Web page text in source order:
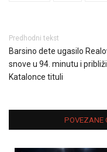
Predhodni tekst
Barsino dete ugasilo
snove u 94. minutu i
Katalonce tituli
POVEZANE